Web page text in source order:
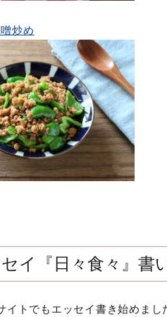
炒め
イ『日々食々』書
イトでもエッセイ書き始めまし